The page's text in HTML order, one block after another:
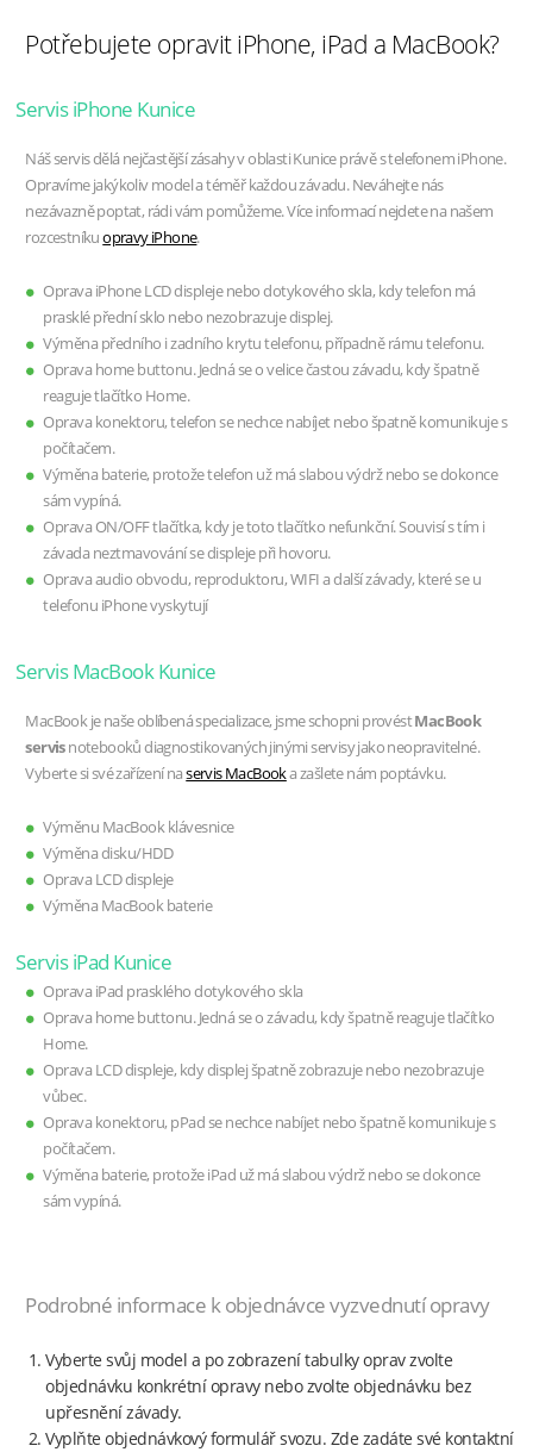
Potřebujete opravit iPhone, iPad a MacBook?
Servis iPhone Kunice
Náš servis dělá nejčastější zásahy v oblasti Kunice právě s telefonem iPhone.
Opravíme jakýkoliv model a téměř každou závadu. Neváhejte nás
nezávazně poptat, rádi vám pomůžeme. Více informací nejdete na našem
rozcestníkuopravy iPhone.
Oprava iPhone LCD displeje nebo dotykového skla, kdy telefon má
prasklé přední sklo nebo nezobrazuje displej.
Výměna předního i zadního krytu telefonu, případně rámu telefonu.
Oprava home buttonu. Jedná se o velice častou závadu, kdy špatně
reaguje tlačítko Home.
Oprava konektoru, telefon se nechce nabíjet nebo špatně komunikuje s
počítačem.
Výměna baterie, protože telefon už má slabou výdrž nebo se dokonce
sám vypíná.
Oprava ON/OFF tlačítka, kdy je toto tlačítko nefunkční. Souvisí s tím i
závada neztmavování se displeje při hovoru.
Oprava audio obvodu, reproduktoru, WIFI a další závady, které se u
telefonu iPhone vyskytují
Servis MacBook Kunice
MacBook je naše oblíbená specializace, jsme schopni provéstMacBook
servisnotebooků diagnostikovaných jinými servisy jako neopravitelné.
Vyberte si své zařízení naservis MacBooka zašlete nám poptávku.
Výměnu MacBook klávesnice
Výměna disku/HDD
Oprava LCD displeje
Výměna MacBook baterie
Servis iPad Kunice
Oprava iPad prasklého dotykového skla
Oprava home buttonu. Jedná se o závadu, kdy špatně reaguje tlačítko
Home.
Oprava LCD displeje, kdy displej špatně zobrazuje nebo nezobrazuje
vůbec.
Oprava konektoru, pPad se nechce nabíjet nebo špatně komunikuje s
počítačem.
Výměna baterie, protože iPad už má slabou výdrž nebo se dokonce
sám vypíná.
Podrobné informace k objednávce vyzvednutí opravy
Vyberte svůj model a po zobrazení tabulky oprav zvolte
objednávku konkrétní opravy nebo zvolte objednávku bez
upřesnění závady.
Vyplňte objednávkový formulář svozu. Zde zadáte své kontaktní